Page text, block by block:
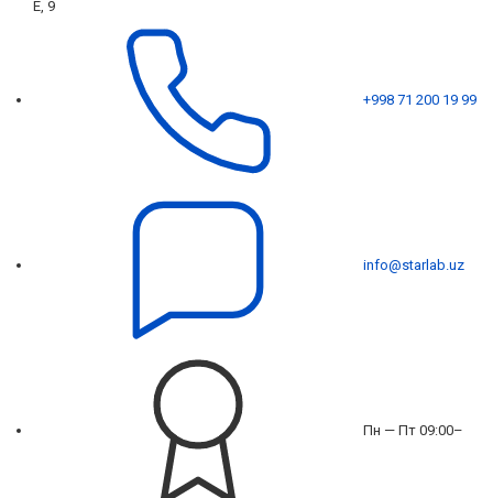
Е, 9
+998 71 200 19 99
info@starlab.uz
Пн — Пт 09:00–